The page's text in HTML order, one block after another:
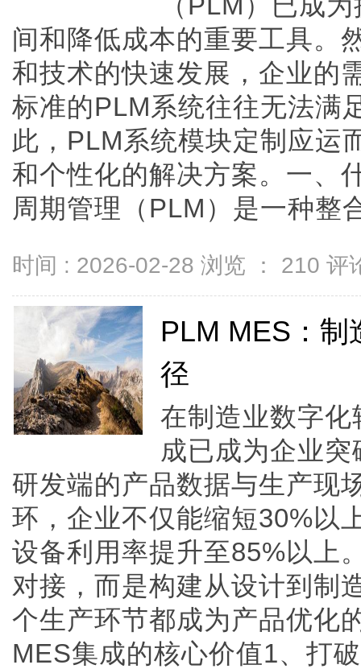
间和降低成本的重要工具。
和技术的快速发展，企业的
标准的PLM系统往往无法满
此，PLM系统模块定制应运
和个性化的解决方案。一、
周期管理（PLM）是一种整
时间 : 2026-02-28 浏览 ： 210 评
PLM MES：制
径
在制造业数字
成已成为企业
研发端的产品数据与生产现
环，企业不仅能缩短30%以
设备利用率提升至85%以上
对接，而是构建从设计到制
个生产环节都成为产品优化
MES集成的核心价值1、打